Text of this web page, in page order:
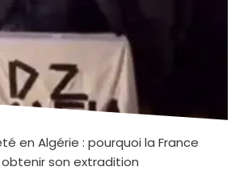
en Algérie : pourquoi la France
son extradition